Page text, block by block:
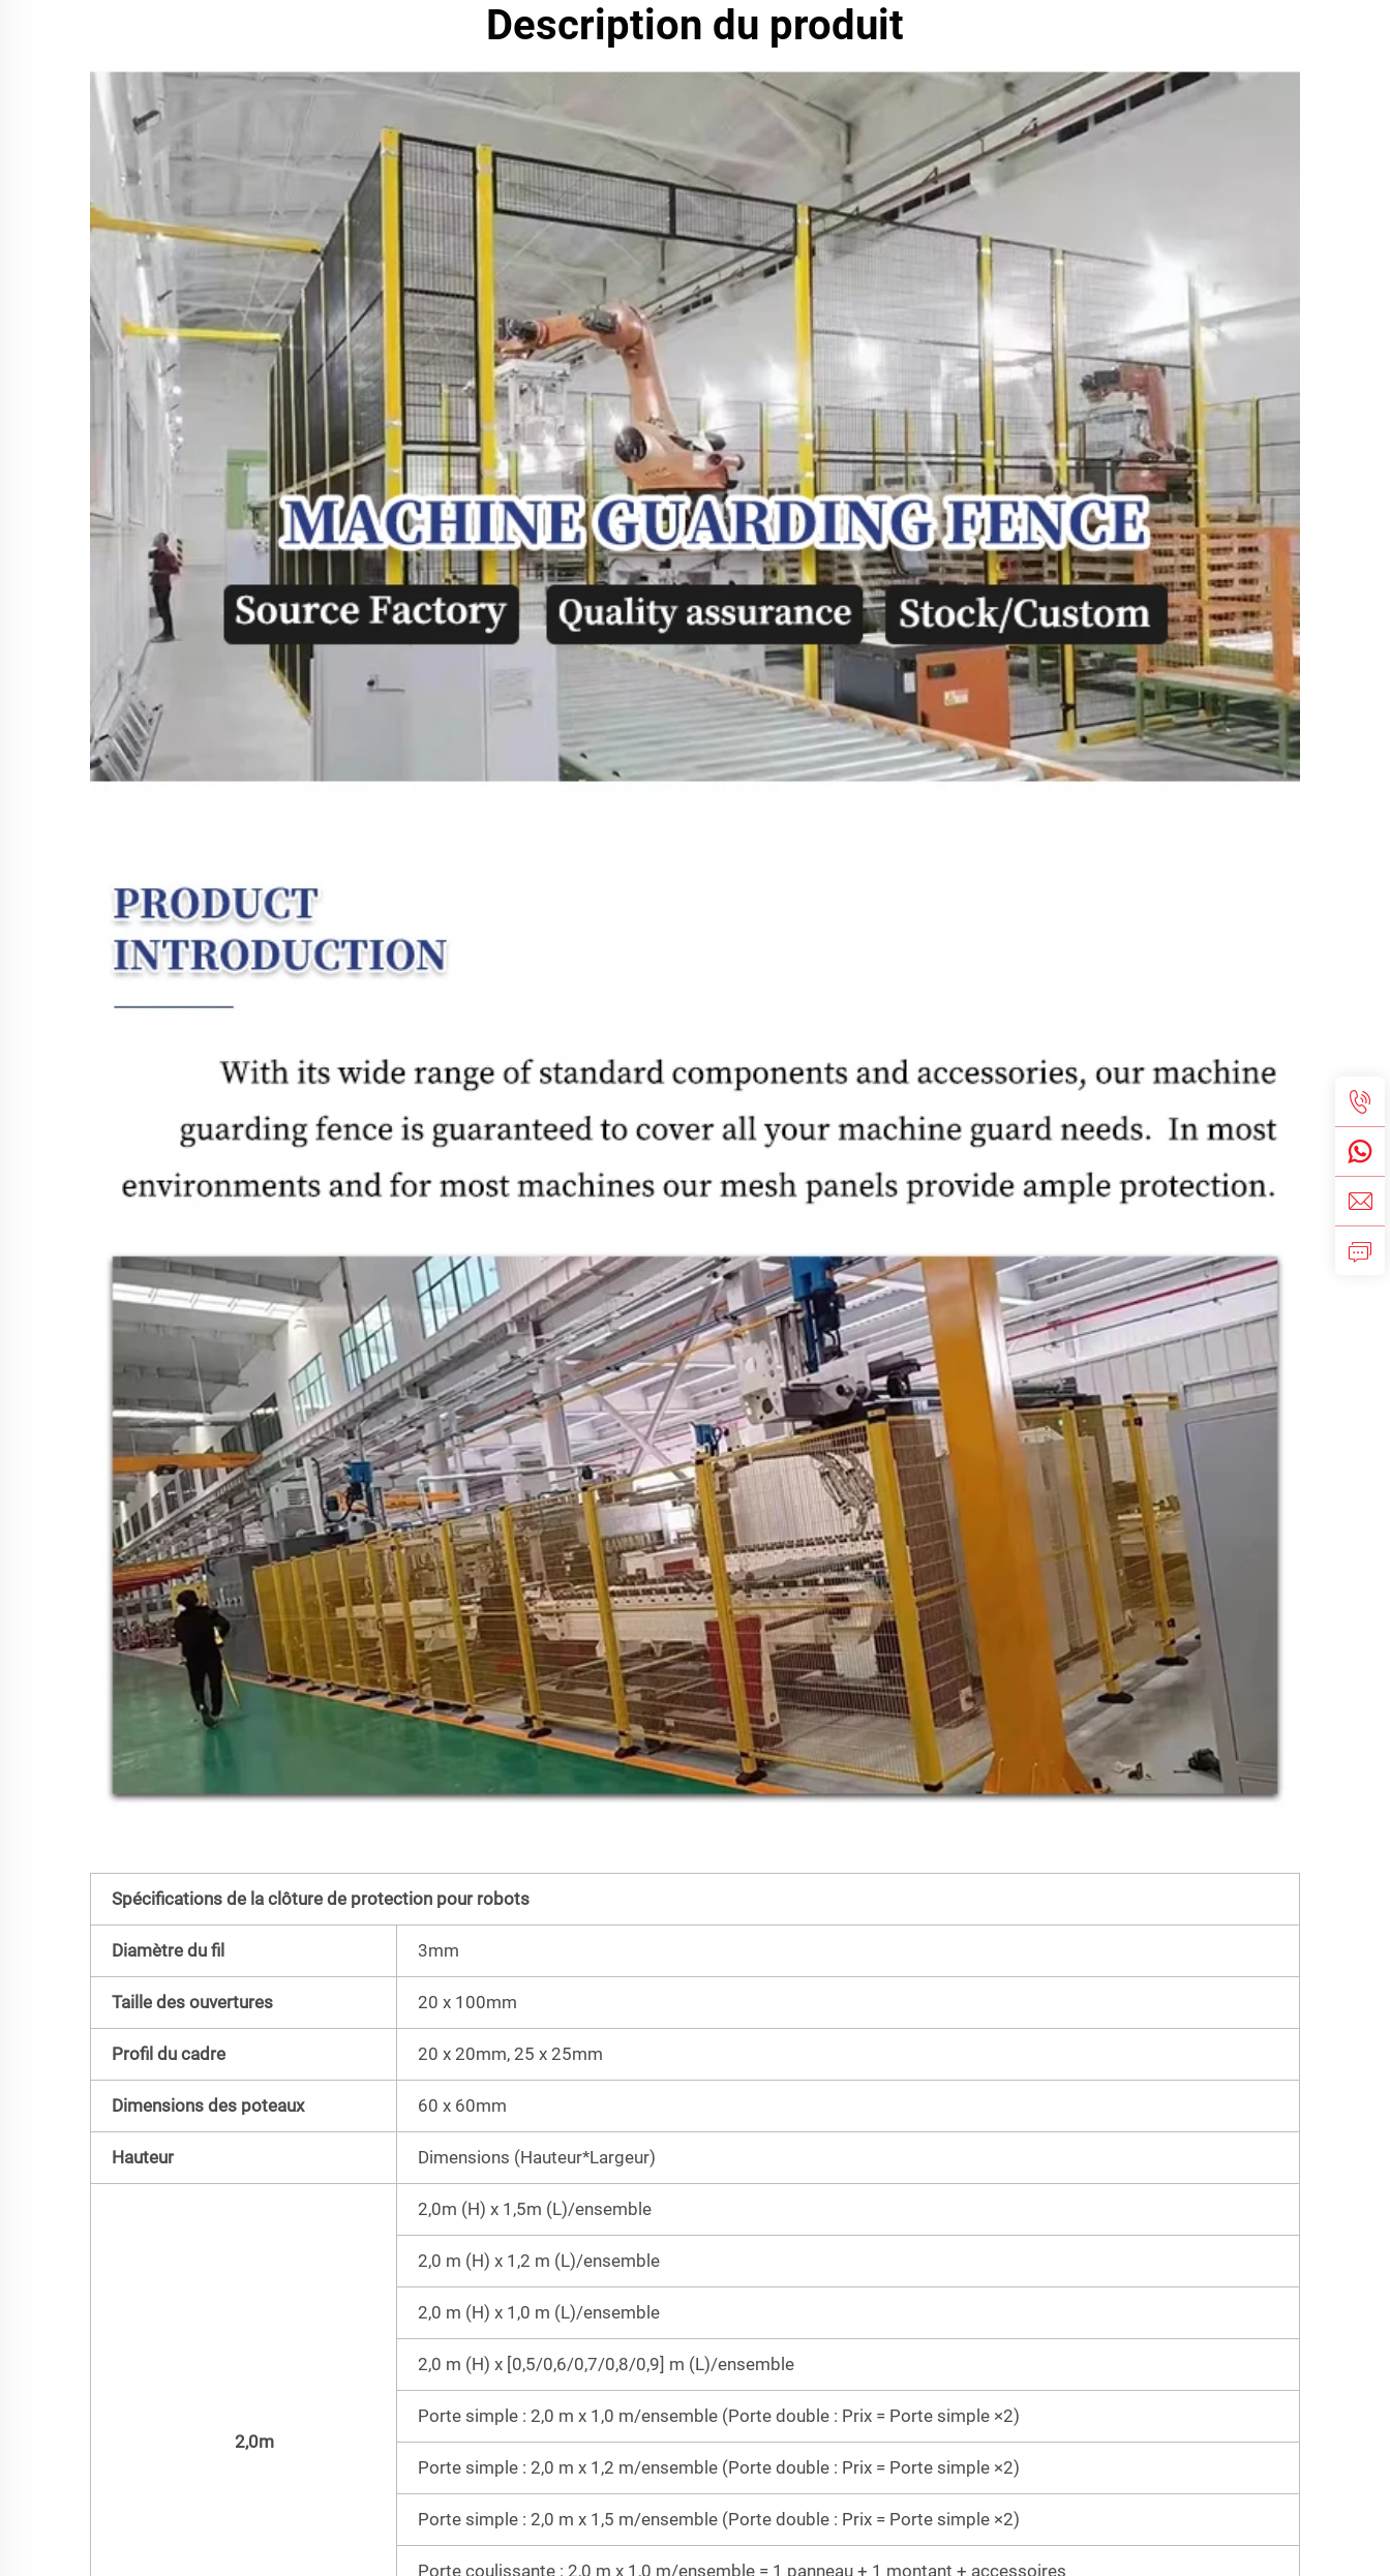
Description du produit
Spécifications de la clôture de protection pour robots
Diamètre du fil 3mm
Taille des ouvertures 20 x 100mm
Profil du cadre 20 x 20mm, 25 x 25mm
Dimensions des poteaux 60 x 60mm
Hauteur Dimensions (Hauteur*Largeur)
2,0m
2,0m (H) x 1,5m (L)/ensemble
2,0 m (H) x 1,2 m (L)/ensemble
2,0 m (H) x 1,0 m (L)/ensemble
2,0 m (H) x [0,5/0,6/0,7/0,8/0,9] m (L)/ensemble
Porte simple : 2,0 m x 1,0 m/ensemble (Porte double : Prix = Porte simple ×2)
Porte simple : 2,0 m x 1,2 m/ensemble (Porte double : Prix = Porte simple ×2)
Porte simple : 2,0 m x 1,5 m/ensemble (Porte double : Prix = Porte simple ×2)
Porte coulissante : 2,0 m x 1,0 m/ensemble = 1 panneau + 1 montant + accessoires